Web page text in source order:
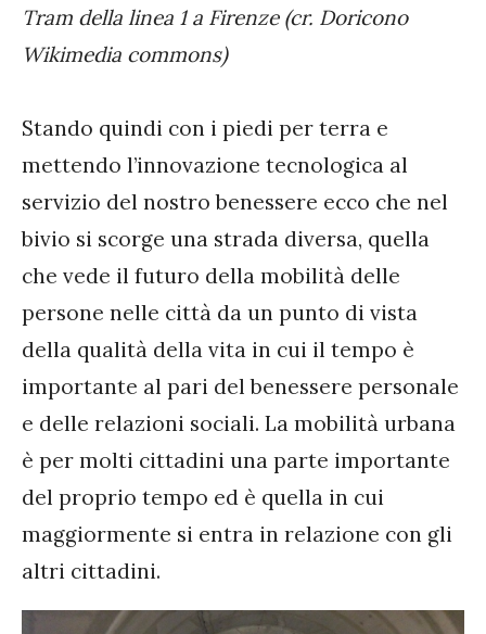
Tram della linea 1 a Firenze (cr. Doricono
Wikimedia commons)
Stando quindi con i piedi per terra e
mettendo l’innovazione tecnologica al
servizio del nostro benessere ecco che nel
bivio si scorge una strada diversa, quella
che vede il futuro della mobilità delle
persone nelle città da un punto di vista
della qualità della vita in cui il tempo è
importante al pari del benessere personale
e delle relazioni sociali. La mobilità urbana
è per molti cittadini una parte importante
del proprio tempo ed è quella in cui
maggiormente si entra in relazione con gli
altri cittadini.